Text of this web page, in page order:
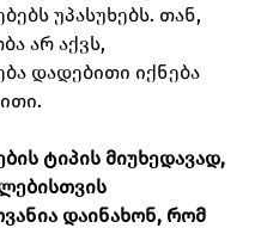
უპასუხებს. თან,
არ აქვს,
დადებითი იქნება
ტიპის მიუხედავად,
დაინახონ, რომ